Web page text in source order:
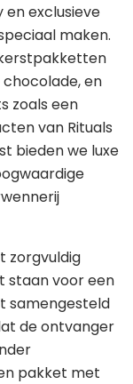
exclusieve
maken.
en
zoals een
van Rituals
bieden we luxe
zorgvuldig
staan voor een
samengesteld
de ontvanger
pakket met